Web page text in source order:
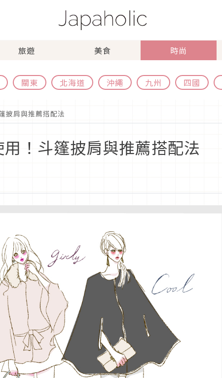
旅遊 美食 時尚
關東 北海道 沖繩 九州 四國
披肩與推薦搭配法
！斗篷披肩與推薦搭配法